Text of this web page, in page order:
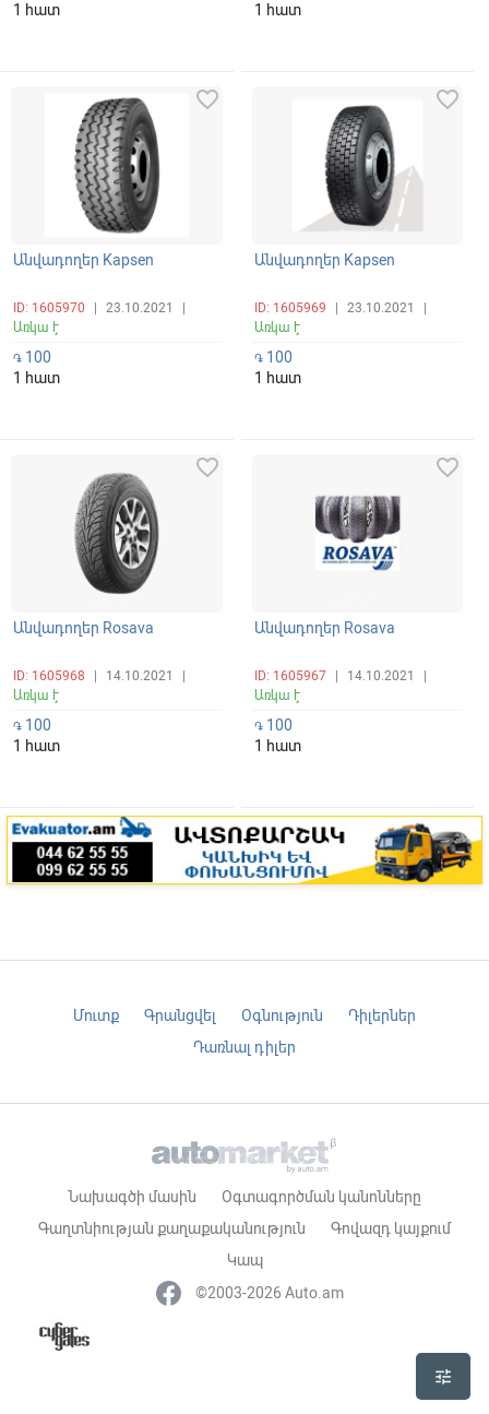

1 հատ
1 հատ
Անվադողեր Kapsen
ID: 1605970 23.10.2021
Առկա է
favorite_border
֏ 100
1 հատ
Անվադողեր Kapsen
ID: 1605969 23.10.2021
Առկա է
favorite_border
֏100
1 հատ
Անվադողեր Rosava
ID: 1605968 14.10.2021
Առկա է
favorite_border
֏ 100
1 հատ
Անվադողեր Rosava
ID: 1605967 14.10.2021
Առկա է
favorite_border
֏100
1 հատ
Մուտք Գրանցվել Օգնություն
Դիլերներ
Դառնալ դիլեր
Նախագծի մասին
Օգտագործման կանոնները
Գաղտնիության քաղաքականություն
Գովազդ կայքում
Կապ
©2003-2026 Auto.am